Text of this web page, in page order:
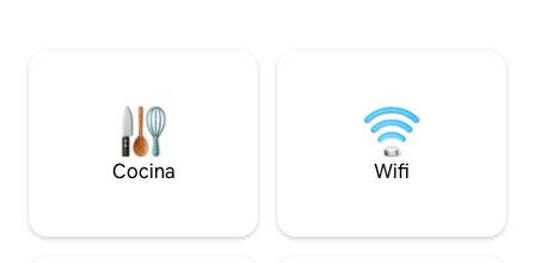
de la autopista A4 en dirección a París.
Autobús cerca del alojamiento.
ressourçant.
Cocina Wifi